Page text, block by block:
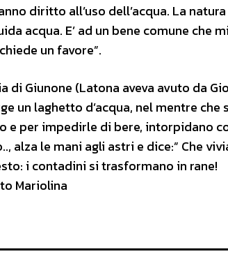
diritto all’uso dell’acqua. La
acqua. E’ ad un bene comune che
un favore”.
Giunone (Latona aveva avuto da
un laghetto d’acqua, nel mentre che
e per impedirle di bere, intorpidano
alza le mani agli astri e dice:” Che
i contadini si trasformano in rane!
Mariolina